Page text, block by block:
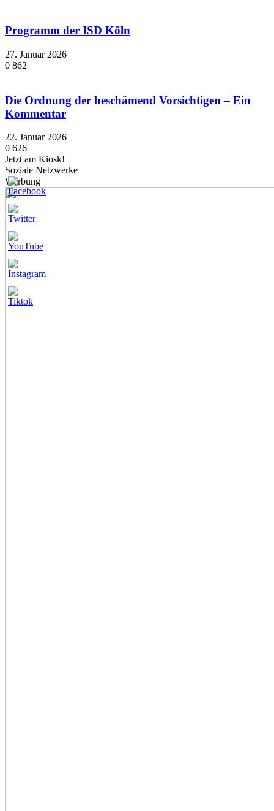
Programm der ISD Köln
27. Januar 2026
0 862
Die Ordnung der beschämend Vorsichtigen – Ein
Kommentar
22. Januar 2026
0 626
Jetzt am Kiosk!
Soziale Netzwerke
Werbung